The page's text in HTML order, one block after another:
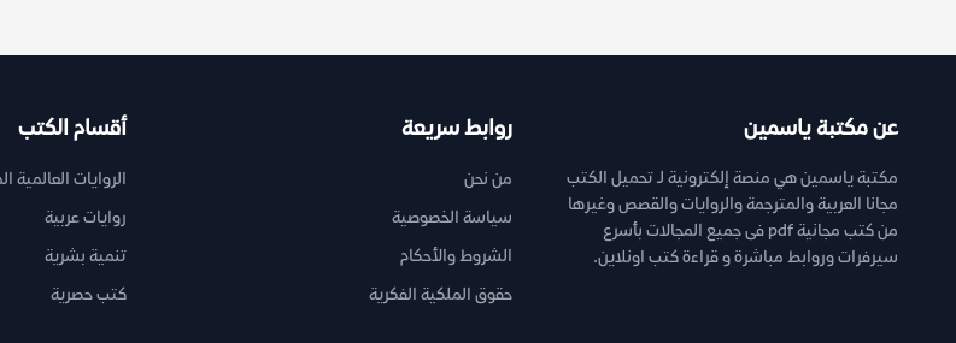
عن مكتبة ياسمين
مكتبة ياسمين هي منصة إلكترونية لـ تحميل الكتب
مجانا العربية والمترجمة والروايات والقصص وغيرها
من كتب مجانية pdf فى جميع المجالات بأسرع
سيرفرات وروابط مباشرة و قراءة كتب اونلاين.
روابط سريعة
من نحن
سياسة الخصوصية
الشروط والأحكام
حقوق الملكية الفكرية
أقسام الكتب
الروايات العالمية
روايات عربية
تنمية بشرية
كتب حصرية